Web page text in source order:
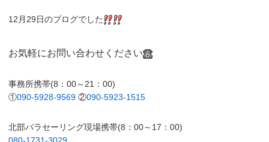
12月29日のブログでした
お気軽にお問い合わせください
事務所携帯(8：00～21：00)
①090-5928-9569 ②090-5923-1515
北部パラセーリング現場携帯(8：00～17：00)